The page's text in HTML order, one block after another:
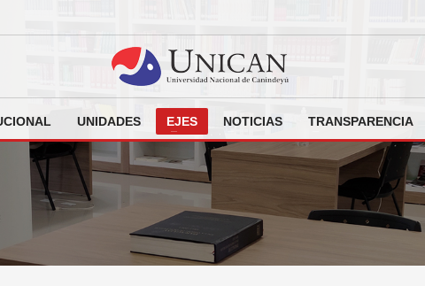
UNIDADES EJES NOTICIAS TRANSPARENCIA